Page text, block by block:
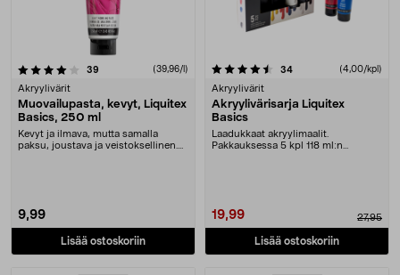
39 (39,96/l)
Akryylivärit
Muovailupasta, kevyt, Liquitex
Basics, 250 ml
Kevyt ja ilmava, mutta samalla
paksu, joustava ja veistoksellinen.
9,99
Lisää ostoskoriin
4.5 viidestä tähdestä 34arvostelut (4,00/kpl)
Akryylivärit
Akryylivärisarja Liquitex
Basics
Laadukkaat akryylimaalit.
Pakkauksessa 5 kpl 118 ml:n
19,99 27,95
Lisää ostoskoriin